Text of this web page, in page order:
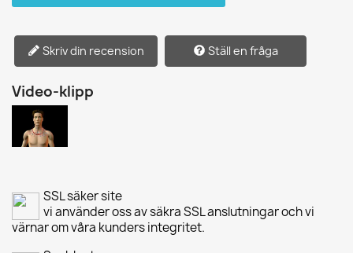
Skriv din recension Ställ en fråga
Video-klipp
SSL säker site
vi använder oss av säkra SSL anslutningar och vi
värnar om våra kunders integritet.